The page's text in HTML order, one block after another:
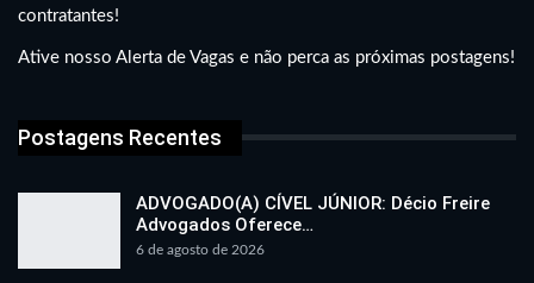
contratantes!
Ative nosso Alerta de Vagas e não perca as próximas postagens!
Postagens Recentes
ADVOGADO(A) CÍVEL JÚNIOR: Décio Freire
Advogados Oferece…
6 de agosto de 2026